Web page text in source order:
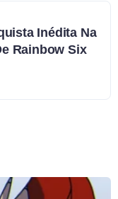
Inédita Na
Rainbow Six